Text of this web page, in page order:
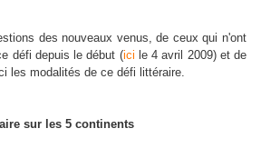
des nouveaux venus, de ceux qui n'ont
défi depuis le début (ici le 4 avril 2009) et de
les modalités de ce défi littéraire.
sur les 5 continents